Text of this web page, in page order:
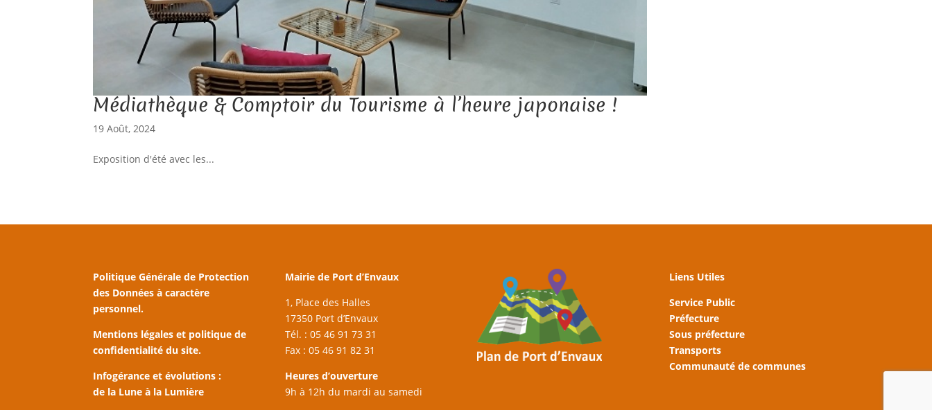
Médiathèque & Comptoir du Tourisme à l’heure japonaise !
19 Août, 2024
Exposition d'été avec les...
Politique Générale de Protection
des Données à caractère
personnel.
Mentions légales et politique de
confidentialité du site.
Infogérance et évolutions :
de la Lune à la Lumière
Mairie de Port d’Envaux
1, Place des Halles
17350 Port d’Envaux
Tél. : 05 46 91 73 31
Fax : 05 46 91 82 31
Heures d’ouverture
9h à 12h du mardi au samedi
Liens Utiles
Service Public
Préfecture
Sous préfecture
Transports
Communauté de communes